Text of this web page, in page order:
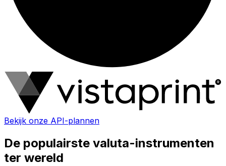
Bekijk onze API-plannen
De populairste valuta-instrumenten
ter wereld